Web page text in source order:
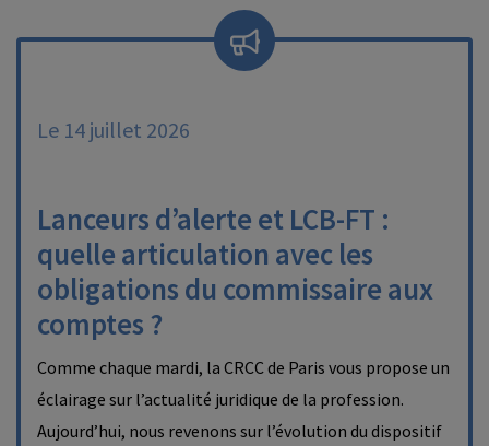
Le 14 juillet 2026
Lanceurs d’alerte et LCB-FT :
quelle articulation avec les
obligations du commissaire aux
comptes ?
Comme chaque mardi, la CRCC de Paris vous propose un
éclairage sur l’actualité juridique de la profession.
Aujourd’hui, nous revenons sur l’évolution du dispositif